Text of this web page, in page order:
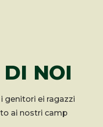
NOI
genitori ei ragazzi
ai nostri camp